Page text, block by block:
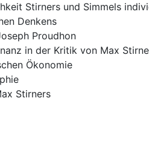
Stirners und Simmels
Denkens
Proudhon
in der Kritik von Max
Ökonomie
Stirners